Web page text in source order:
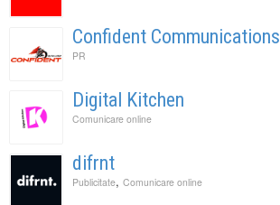
Confident Communications
PR
Digital Kitchen
Comunicare online
difrnt
Publicitate, Comunicare online